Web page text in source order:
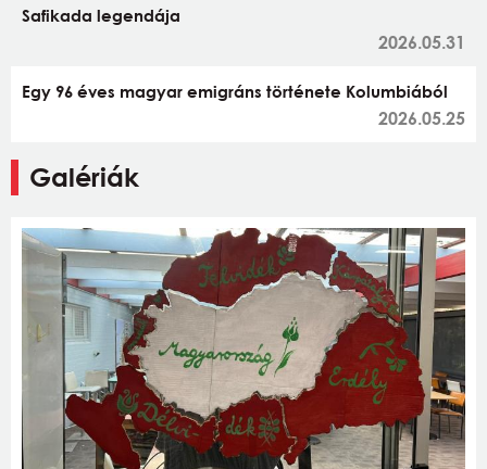
Safikada legendája
2026.05.31
Egy 96 éves magyar emigráns története Kolumbiából
2026.05.25
Galériák